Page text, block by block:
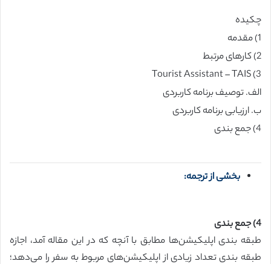
چکیده
1) مقدمه
2) کارهای مرتبط
3) Tourist Assistant – TAIS
الف. توصیف برنامه کاربردی
ب. ارزیابی برنامه کاربردی
4) جمع بندی
بخشی از ترجمه:
4) جمع بندی
طبقه بندی اپلیکیشن‌ها مطابق با آنچه که در این مقاله آمد، اجازه
طبقه بندی تعداد زیادی از اپلیکیشن‌های مربوط به سفر را می‌دهد؛